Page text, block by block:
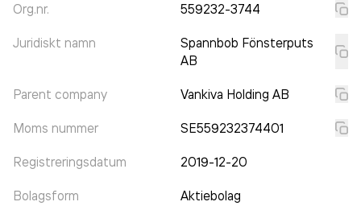
Org.nr. 559232-3744
Juridiskt namn
Spannbob Fönsterputs
AB
Parent company Vankiva Holding AB
Moms nummer SE559232374401
Registreringsdatum 2019-12-20
Bolagsform Aktiebolag